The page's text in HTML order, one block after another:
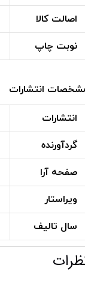
اصالت کالا
نوبت چاپ
انتشارات
انتشارات
گردآورنده
صفحه آرا
ویراستار
سال تالیف